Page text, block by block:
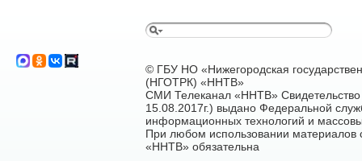
© ГБУ НО «Нижегородская
(НГОТРК) «ННТВ»
СМИ Телеканал «ННТВ»
15.08.2017г.) выдано Федеральной
информационных технологий и
При любом использовании материалов
«ННТВ» обязательна